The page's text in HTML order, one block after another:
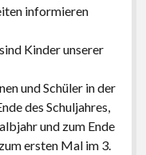
informieren
Kinder unserer
und Schüler in der
des Schuljahres,
und zum Ende
ersten Mal im 3.